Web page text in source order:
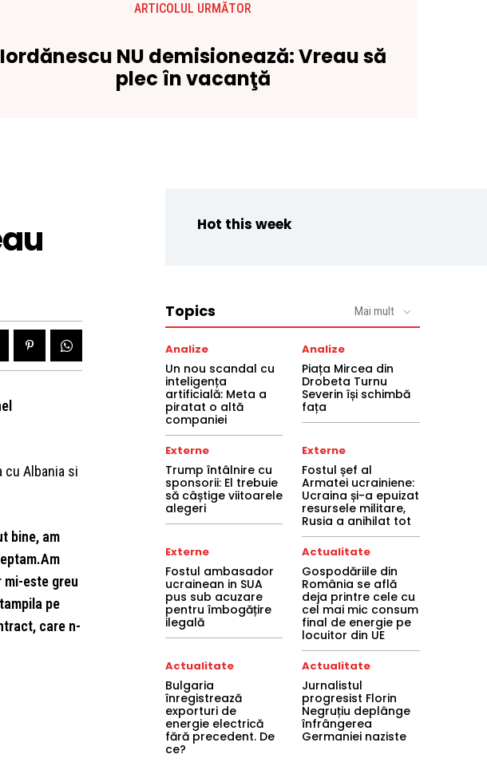
ARTICOLUL URMĂTOR
Iordănescu NU demisionează: Vreau să
plec în vacanţă